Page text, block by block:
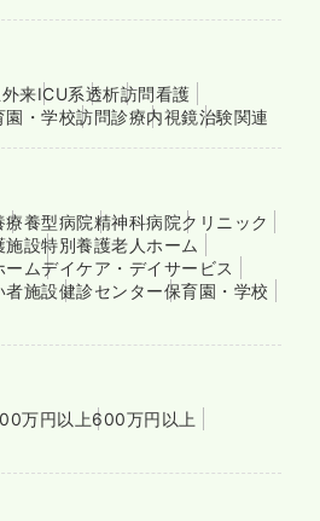
来ICU系透析訪問看護
園・学校訪問診療内視鏡治験関連
療養型病院精神科病院クリニック
施設特別養護老人ホーム
ームデイケア・デイサービス
者施設健診センター保育園・学校
万円以上600万円以上